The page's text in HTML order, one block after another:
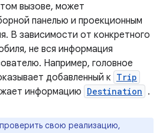
вызове, может
панелью и проекционным
В зависимости от конкретного
не вся информация
Например, головное
добавленный к Trip
информацию Destination .
свою реализацию,